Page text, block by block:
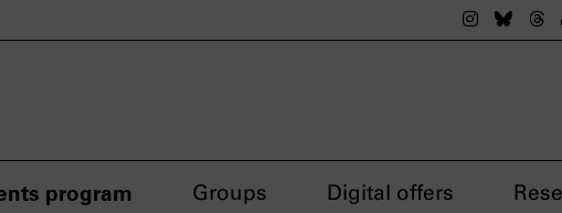
TheThe
program Groups Digital offers